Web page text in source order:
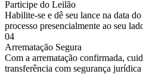
Participe do Leilão
Habilite-se e dê seu lance na data
processo presencialmente ao seu
04
Arrematação Segura
Com a arrematação confirmada,
transferência com segurança